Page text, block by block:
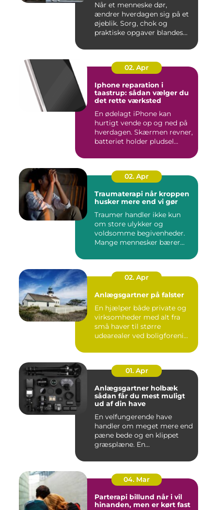
Når et menneske dør,
ændrer hverdagen sig på et
øjeblik. Sorg, chok og
praktiske opgaver blandes
02. Apr
Iphone reparation i
taastrup: sådan vælger du
det rette værksted
En ødelagt iPhone kan
hurtigt vende op og ned på
hverdagen. Skærmen revner,
batteriet holder pludsel...
02. Apr
Traumaterapi når kroppen
husker mere end vi gør
Traumer handler ikke kun
om store ulykker og
voldsomme begivenheder.
Mange mennesker bærer
02. Apr
Anlægsgartner på falster
En hjælper både private og
virksomheder med alt fra
små haver til større
udearealer ved boligforeni...
01. Apr
Anlægsgartner holbæk
sådan får du mest muligt
ud af din have
En velfungerende have
handler om meget mere end
pæne bede og en klippet
græsplæne. En
04. Mar
Parterapi billund når i vil
hinanden, men er kørt fast